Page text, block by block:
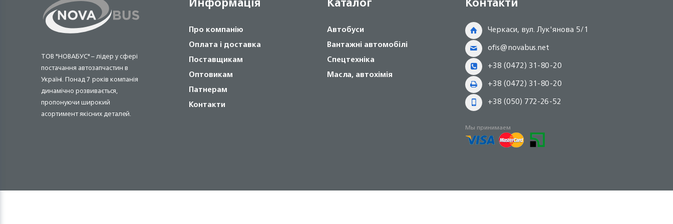
ТОВ "НОВАБУС" – лідер у сфері
постачання автозапчастин в
Україні. Понад 7 років компанія
динамічно розвивається,
пропонуючи широкий
асортимент якісних деталей.
Про компанію
Оплата і доставка
Поставщикам
Оптовикам
Патнерам
Контакти
Автобуси
Вантажні автомобілі
Спецтехніка
Масла, автохімія
Черкаси, вул. Лук'янова 5/1
ofis@novabus.net
+38 (0472) 31-80-20
+38 (0472) 31-80-20
+38 (050) 772-26-52
Мы принимаем